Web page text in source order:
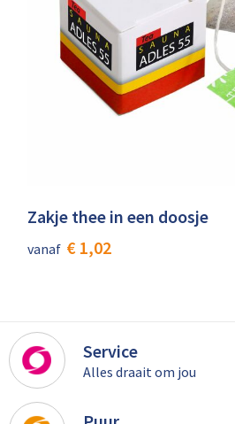
Zakje thee in een doosje
vanaf € 1,02
Service
Alles draait om jou